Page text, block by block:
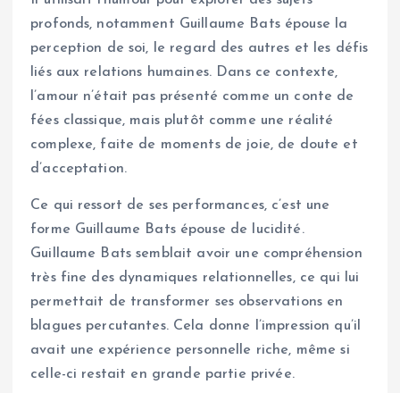
profonds, notamment Guillaume Bats épouse la
perception de soi, le regard des autres et les défis
liés aux relations humaines. Dans ce contexte,
l’amour n’était pas présenté comme un conte de
fées classique, mais plutôt comme une réalité
complexe, faite de moments de joie, de doute et
d’acceptation.
Ce qui ressort de ses performances, c’est une
forme Guillaume Bats épouse de lucidité.
Guillaume Bats semblait avoir une compréhension
très fine des dynamiques relationnelles, ce qui lui
permettait de transformer ses observations en
blagues percutantes. Cela donne l’impression qu’il
avait une expérience personnelle riche, même si
celle-ci restait en grande partie privée.